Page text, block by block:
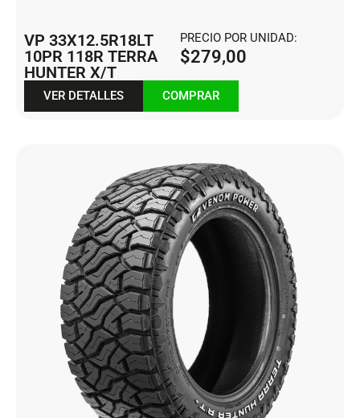
VP 33X12.5R18LT
10PR 118R TERRA
HUNTER X/T
PRECIO POR UNIDAD:
$279,00
VER DETALLES COMPRAR